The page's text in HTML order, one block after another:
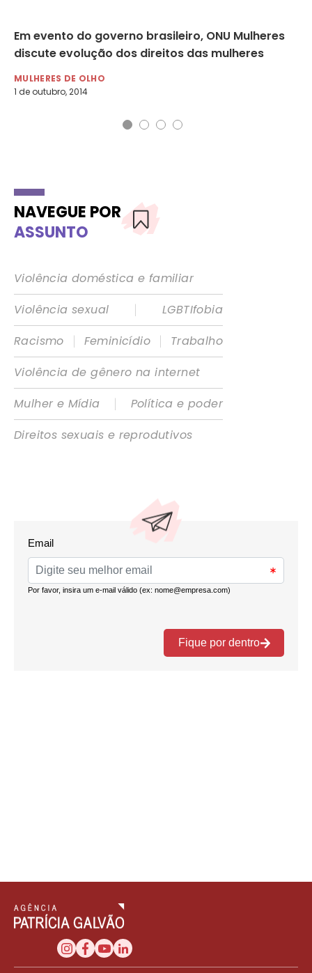
Em evento do governo brasileiro, ONU Mulheres
discute evolução dos direitos das mulheres
MULHERES DE OLHO
1 de outubro, 2014
NAVEGUE POR
ASSUNTO
Violência doméstica e familiar
Violência sexual
|
LGBTIfobia
Racismo
| Feminicídio |
Trabalho
Violência de gênero na internet
Mulher e Mídia
|
Política e poder
Direitos sexuais e reprodutivos